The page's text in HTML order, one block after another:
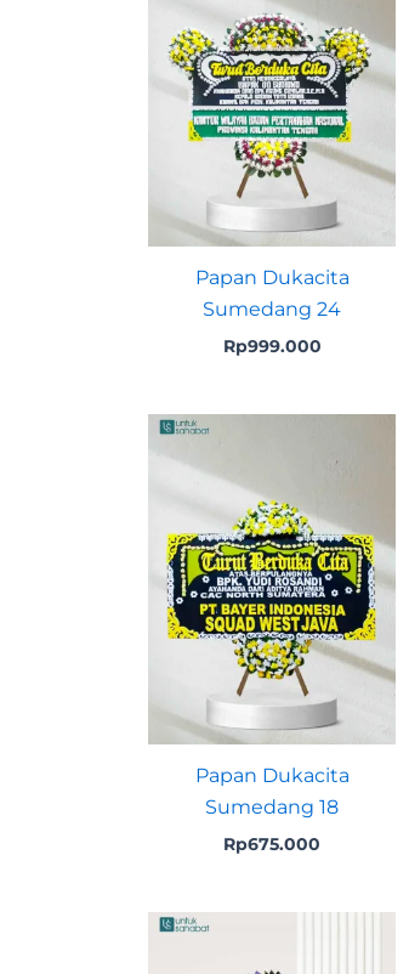
Papan Dukacita
Sumedang 24
Rp999.000
Papan Dukacita
Sumedang 18
Rp675.000